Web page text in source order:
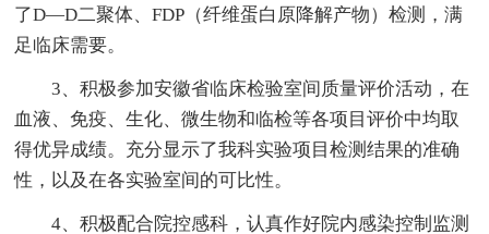
了D—D二聚体、FDP（纤维蛋白原降解产物）检测，满
足临床需要。
3、积极参加安徽省临床检验室间质量评价活动，在
血液、免疫、生化、微生物和临检等各项目评价中均取
得优异成绩。充分显示了我科实验项目检测结果的准确
性，以及在各实验室间的可比性。
4、积极配合院控感科，认真作好院内感染控制监测